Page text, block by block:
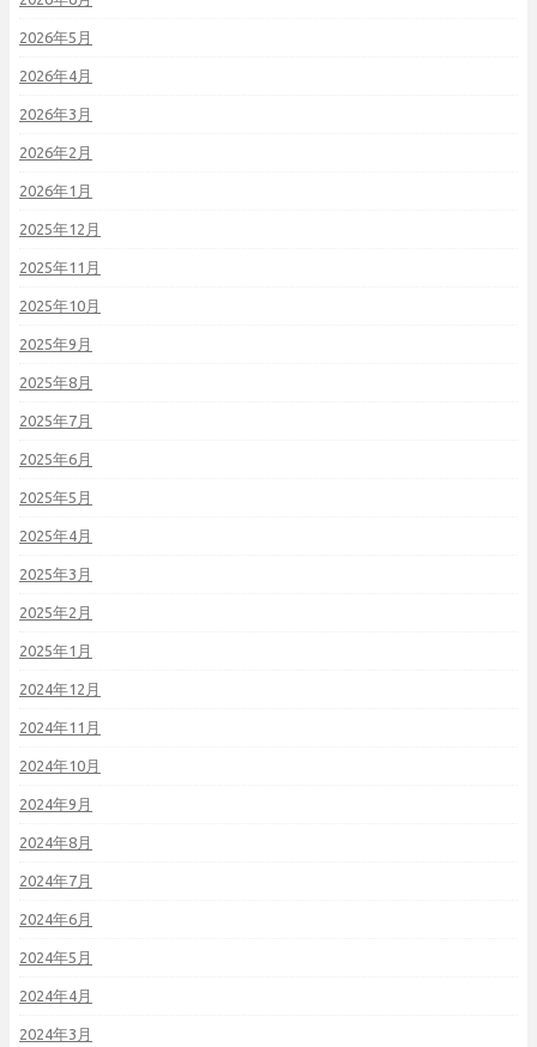
2026年5月
2026年4月
2026年3月
2026年2月
2026年1月
2025年12月
2025年11月
2025年10月
2025年9月
2025年8月
2025年7月
2025年6月
2025年5月
2025年4月
2025年3月
2025年2月
2025年1月
2024年12月
2024年11月
2024年10月
2024年9月
2024年8月
2024年7月
2024年6月
2024年5月
2024年4月
2024年3月